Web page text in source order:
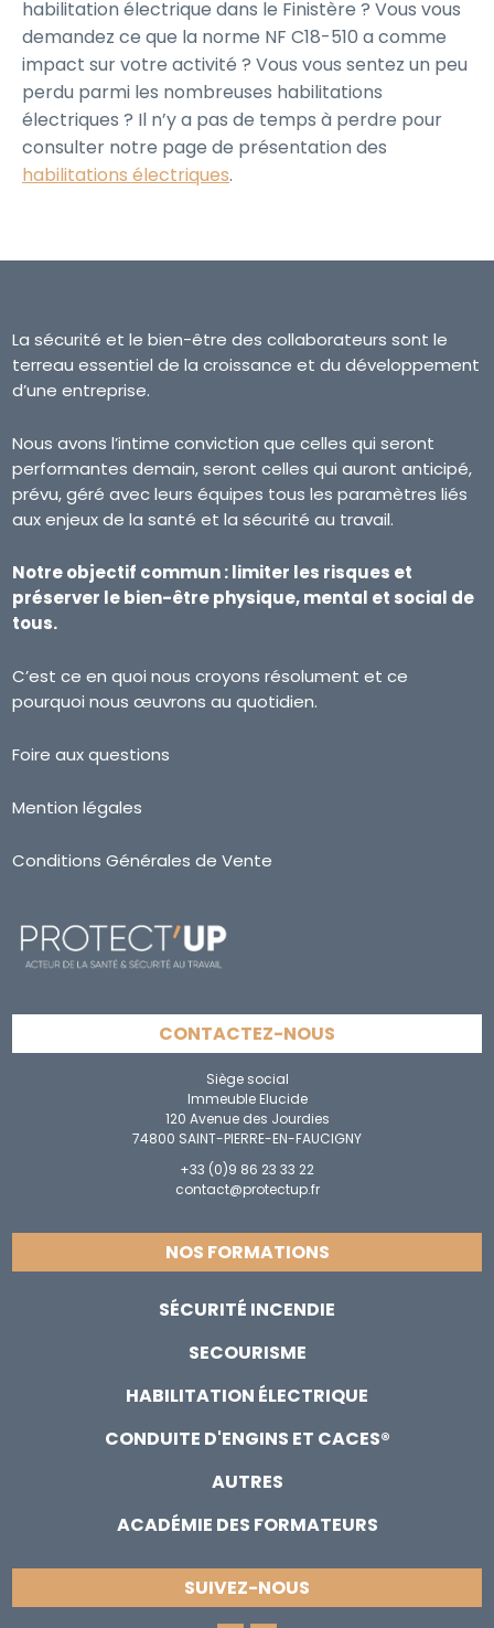
habilitation électrique dans le Finistère ? Vous vous
demandez ce que la norme NF C18-510 a comme
impact sur votre activité ? Vous vous sentez un peu
perdu parmi les nombreuses habilitations
électriques ? Il n’y a pas de temps à perdre pour
consulter notre page de présentation des
habilitations électriques.
La sécurité et le bien-être des collaborateurs sont le
terreau essentiel de la croissance et du développement
d’une entreprise.
Nous avons l’intime conviction que celles qui seront
performantes demain, seront celles qui auront anticipé,
prévu, géré avec leurs équipes tous les paramètres liés
aux enjeux de la santé et la sécurité au travail.
Notre objectif commun : limiter les risques et
préserver le bien-être physique, mental et social de
tous.
C’est ce en quoi nous croyons résolument et ce
pourquoi nous œuvrons au quotidien.
Foire aux questions
Mention légales
Conditions Générales de Vente
CONTACTEZ-NOUS
Siège social
Immeuble Elucide
120 Avenue des Jourdies
74800 SAINT-PIERRE-EN-FAUCIGNY
+33 (0)9 86 23 33 22
contact@protectup.fr
NOS FORMATIONS
SÉCURITÉ INCENDIE
SECOURISME
HABILITATION ÉLECTRIQUE
CONDUITE D'ENGINS ET CACES®
AUTRES
ACADÉMIE DES FORMATEURS
SUIVEZ-NOUS